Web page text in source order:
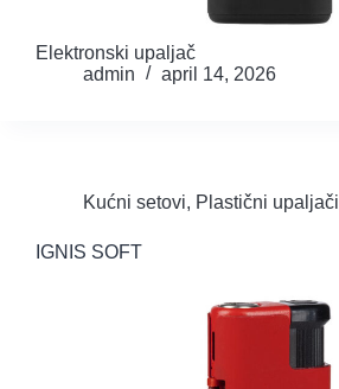
Elektronski upaljač
admin
april 14, 2026
Kućni setovi, Plastični upaljači
IGNIS SOFT